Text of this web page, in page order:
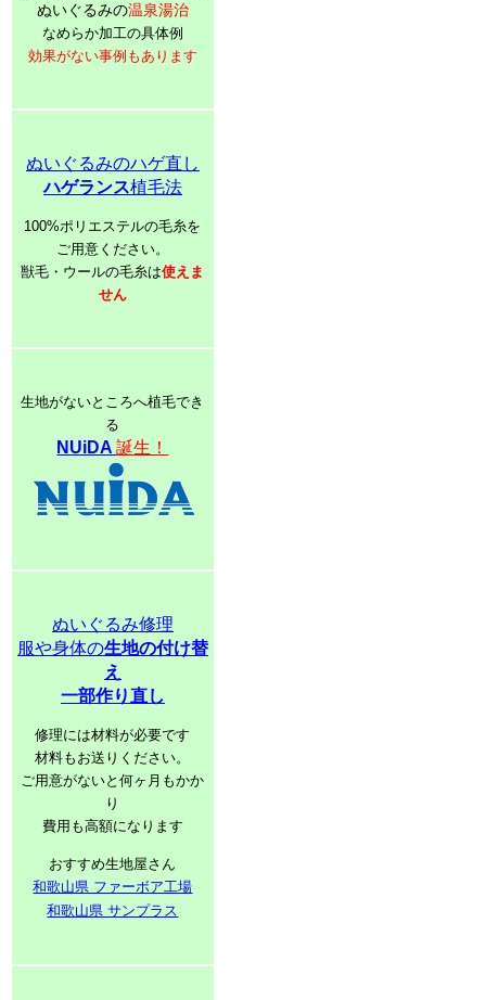
ぬいぐるみの温泉湯治
なめらか加工の具体例
効果がない事例もあります
ぬいぐるみのハゲ直し
ハゲランス植毛法
100%ポリエステルの毛糸を
ご用意ください。
獣毛・ウールの毛糸は使えま
せん
生地がないところへ植毛でき
る
NUiDA誕生！
ぬいぐるみ修理
服や身体の生地の付け替
え
一部作り直し
修理には材料が必要です
材料もお送りください。
ご用意がないと何ヶ月もかか
り
費用も高額になります
おすすめ生地屋さん
和歌山県 ファーボア工場
和歌山県 サンプラス